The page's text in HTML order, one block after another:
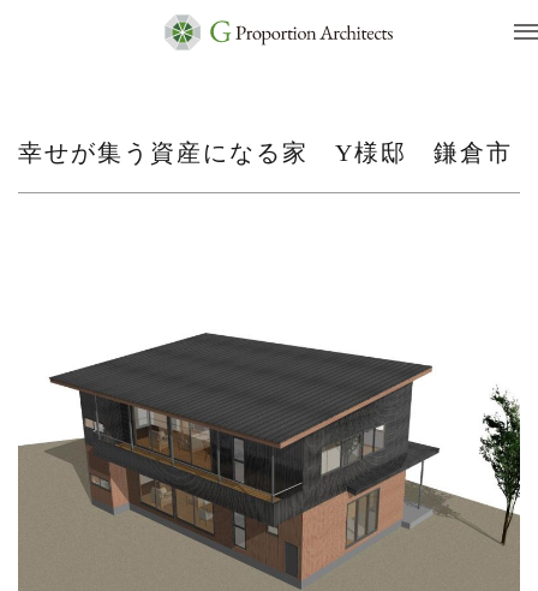
幸せが集う資産になる家 Y様邸 鎌倉市